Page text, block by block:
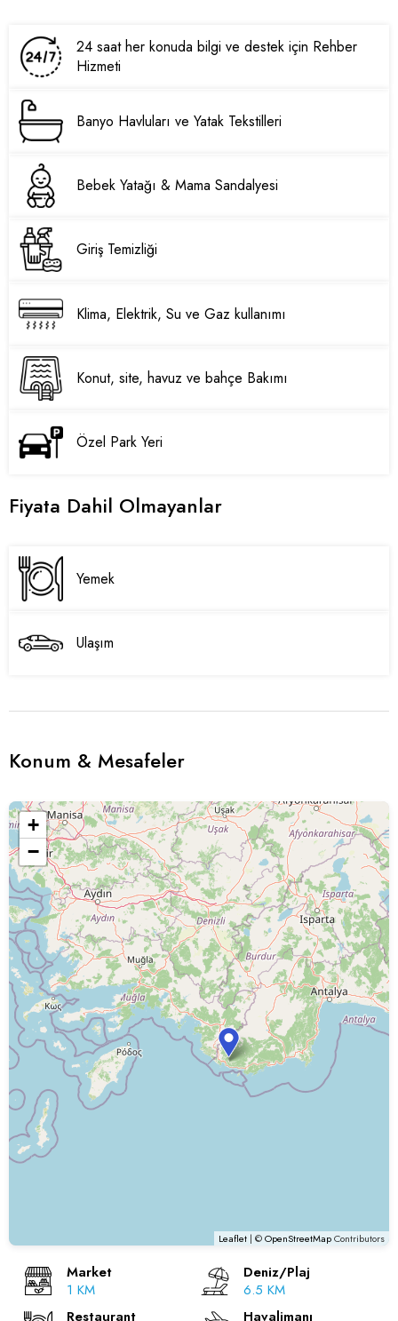
24 saat her konuda bilgi ve destek için Rehber
Hizmeti
Banyo Havluları ve Yatak Tekstilleri
Bebek Yatağı & Mama Sandalyesi
Giriş Temizliği
Klima, Elektrik, Su ve Gaz kullanımı
Konut, site, havuz ve bahçe Bakımı
Özel Park Yeri
Fiyata Dahil Olmayanlar
Yemek
Ulaşım
Konum & Mesafeler
+
−
Leaflet | ©OpenStreetMapContributors
Market
1 KM
Deniz/Plaj
6.5 KM
Restaurant
Havalimanı